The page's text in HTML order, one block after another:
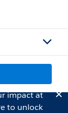
impact at
to unlock